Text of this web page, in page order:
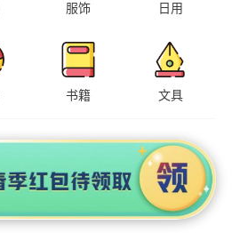
服饰 日用
书籍 文具